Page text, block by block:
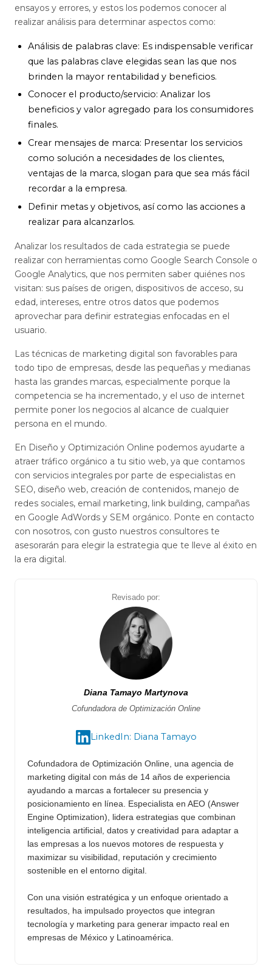
ensayos y errores, y estos los podemos conocer al
realizar análisis para determinar aspectos como:
Análisis de palabras clave: Es indispensable verificar
que las palabras clave elegidas sean las que nos
brinden la mayor rentabilidad y beneficios.
Conocer el producto/servicio: Analizar los
beneficios y valor agregado para los consumidores
finales.
Crear mensajes de marca: Presentar los servicios
como solución a necesidades de los clientes,
ventajas de la marca, slogan para que sea más fácil
recordar a la empresa.
Definir metas y objetivos, así como las acciones a
realizar para alcanzarlos.
Analizar los resultados de cada estrategia se puede
realizar con herramientas como Google Search Console o
Google Analytics, que nos permiten saber quiénes nos
visitan: sus países de origen, dispositivos de acceso, su
edad, intereses, entre otros datos que podemos
aprovechar para definir estrategias enfocadas en el
usuario.
Las técnicas de marketing digital son favorables para
todo tipo de empresas, desde las pequeñas y medianas
hasta las grandes marcas, especialmente porque la
competencia se ha incrementado, y el uso de internet
permite poner los negocios al alcance de cualquier
persona en el mundo.
En Diseño y Optimización Online podemos ayudarte a
atraer tráfico orgánico a tu sitio web, ya que contamos
con servicios integrales por parte de especialistas en
SEO, diseño web, creación de contenidos, manejo de
redes sociales, email marketing, link building, campañas
en Google AdWords y SEM orgánico. Ponte en contacto
con nosotros, con gusto nuestros consultores te
asesorarán para elegir la estrategia que te lleve al éxito en
la era digital.
Revisado por:
Diana Tamayo Martynova
Cofundadora de Optimización Online
LinkedIn: Diana Tamayo
Cofundadora de Optimización Online, una agencia de
marketing digital con más de 14 años de experiencia
ayudando a marcas a fortalecer su presencia y
posicionamiento en línea. Especialista en AEO (Answer
Engine Optimization), lidera estrategias que combinan
inteligencia artificial, datos y creatividad para adaptar a
las empresas a los nuevos motores de respuesta y
maximizar su visibilidad, reputación y crecimiento
sostenible en el entorno digital.
Con una visión estratégica y un enfoque orientado a
resultados, ha impulsado proyectos que integran
tecnología y marketing para generar impacto real en
empresas de México y Latinoamérica.